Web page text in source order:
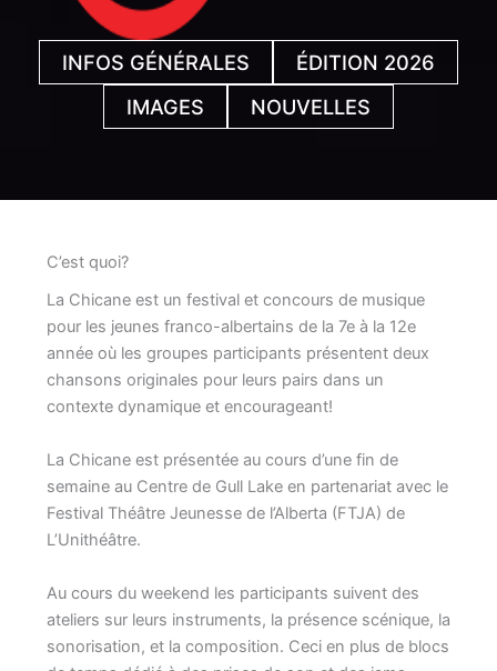
INFOS GÉNÉRALES
ÉDITION 2026
IMAGES
NOUVELLES
C’est quoi?
La Chicane est un festival et concours de musique
pour les jeunes franco-albertains de la 7e à la 12e
année où les groupes participants présentent deux
chansons originales pour leurs pairs dans un
contexte dynamique et encourageant!
La Chicane est présentée au cours d’une fin de
semaine au Centre de Gull Lake en partenariat avec le
Festival Théâtre Jeunesse de l’Alberta (FTJA) de
L’Unithéâtre.
Au cours du weekend les participants suivent des
ateliers sur leurs instruments, la présence scénique, la
sonorisation, et la composition. Ceci en plus de blocs